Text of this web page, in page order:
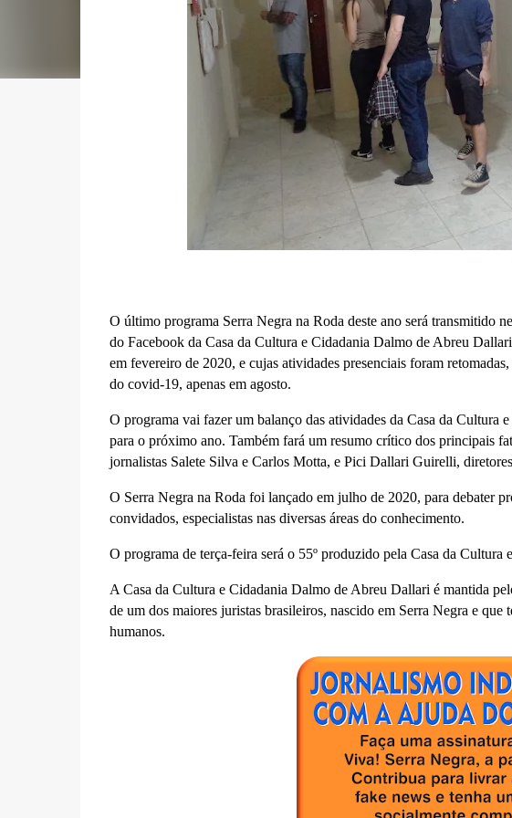
O último programa Serra Negra na Roda deste ano será transmitido
do Facebook da Casa da Cultura e Cidadania Dalmo de Abreu
em fevereiro de 2020, e cujas atividades presenciais foram
do covid-19, apenas em agosto.
O programa vai fazer um balanço das atividades da Casa da Cultura
para o próximo ano. Também fará um resumo crítico dos principais
jornalistas Salete Silva e Carlos Motta, e Pici Dallari Guirelli,
O Serra Negra na Roda foi lançado em julho de 2020, para debater
convidados, especialistas nas diversas áreas do conhecimento.
O programa de terça-feira será o 55º produzido pela Casa da Cultura
A Casa da Cultura e Cidadania Dalmo de Abreu Dallari é mantida
de um dos maiores juristas brasileiros, nascido em Serra Negra e
humanos.